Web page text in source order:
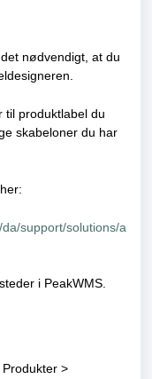
nødvendigt, at du
til produktlabel du
skabeloner du har
support/solutions/a
i PeakWMS.
>